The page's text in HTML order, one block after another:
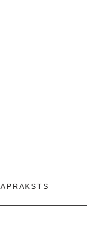
APRAKSTS